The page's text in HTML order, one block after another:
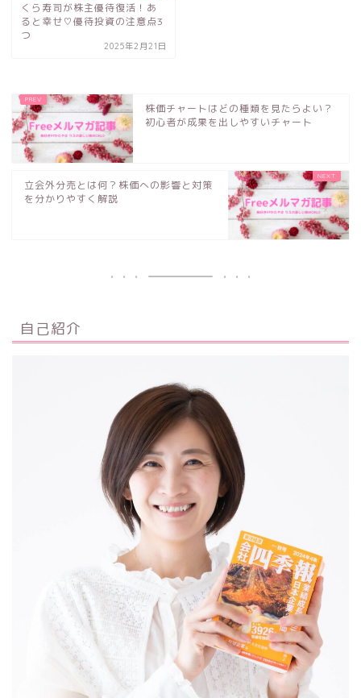
くら寿司が株主優待復活！あ
ると幸せ♡優待投資の注意点3
つ
2025年2月21日
株価チャートはどの種類を見たらよい？
初心者が成果を出しやすいチャート
立会外分売とは何？株価への影響と対策
を分かりやすく解説
自己紹介